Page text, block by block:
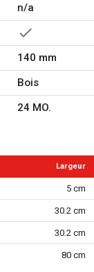
n/a
140 mm
Bois
24 MO.
Largeur
5 cm
30.2 cm
30.2 cm
80 cm